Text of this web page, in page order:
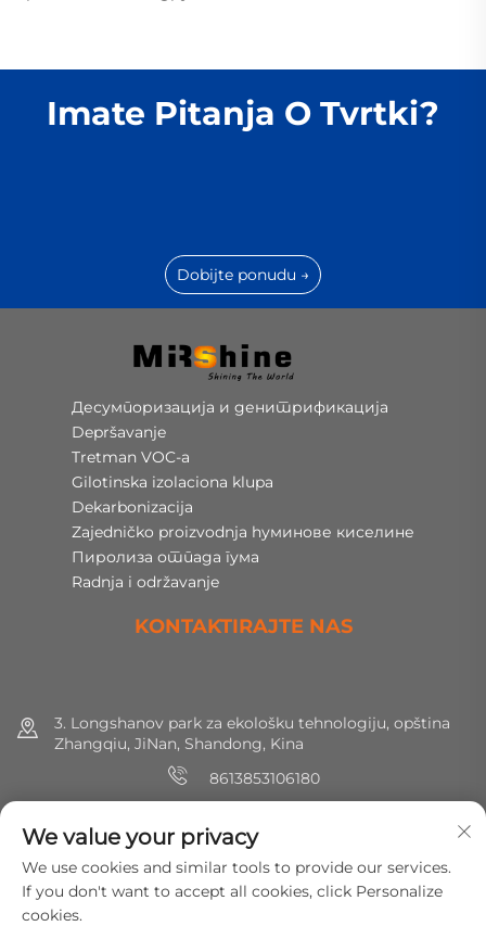
Imate Pitanja O Tvrtki?
Dobijte ponudu →
Десумпоризација и денитрификација
Depršavanje
Tretman VOC-a
Gilotinska izolaciona klupa
Dekarbonizacija
Zajedničko proizvodnja hуминове киселине
Пиролиза отпада гума
Radnja i održavanje
KONTAKTIRAJTE NAS
3. Longshanov park za ekološku tehnologiju, opština
Zhangqiu, JiNan, Shandong, Kina
8613853106180
[email protected]
We value your privacy
We use cookies and similar tools to provide our services.
If you don't want to accept all cookies, click Personalize
cookies.